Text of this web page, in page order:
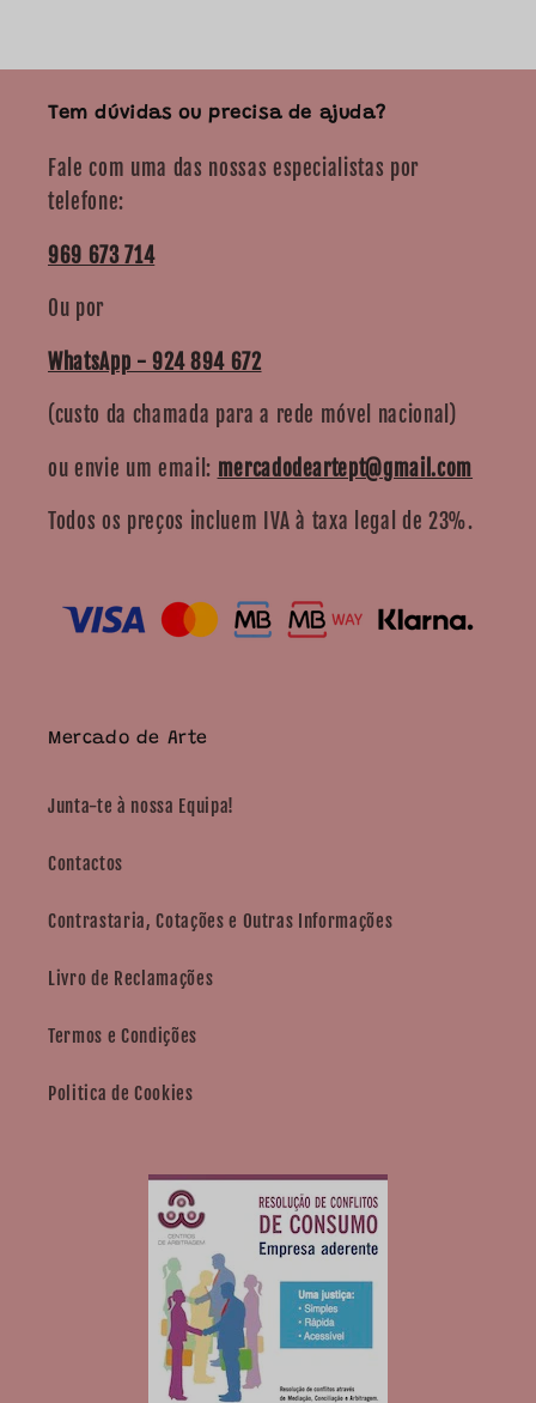
Tem dúvidas ou precisa de ajuda?
Fale com uma das nossas especialistas por
telefone:
969 673 714
Ou por
WhatsApp - 924 894 672
(custo da chamada para a rede móvel nacional)
ou envie um email: mercadodeartept@gmail.com
Todos os preços incluem IVA à taxa legal de 23%.
Mercado de Arte
Junta-te à nossa Equipa!
Contactos
Contrastaria, Cotações e Outras Informações
Livro de Reclamações
Termos e Condições
Politica de Cookies